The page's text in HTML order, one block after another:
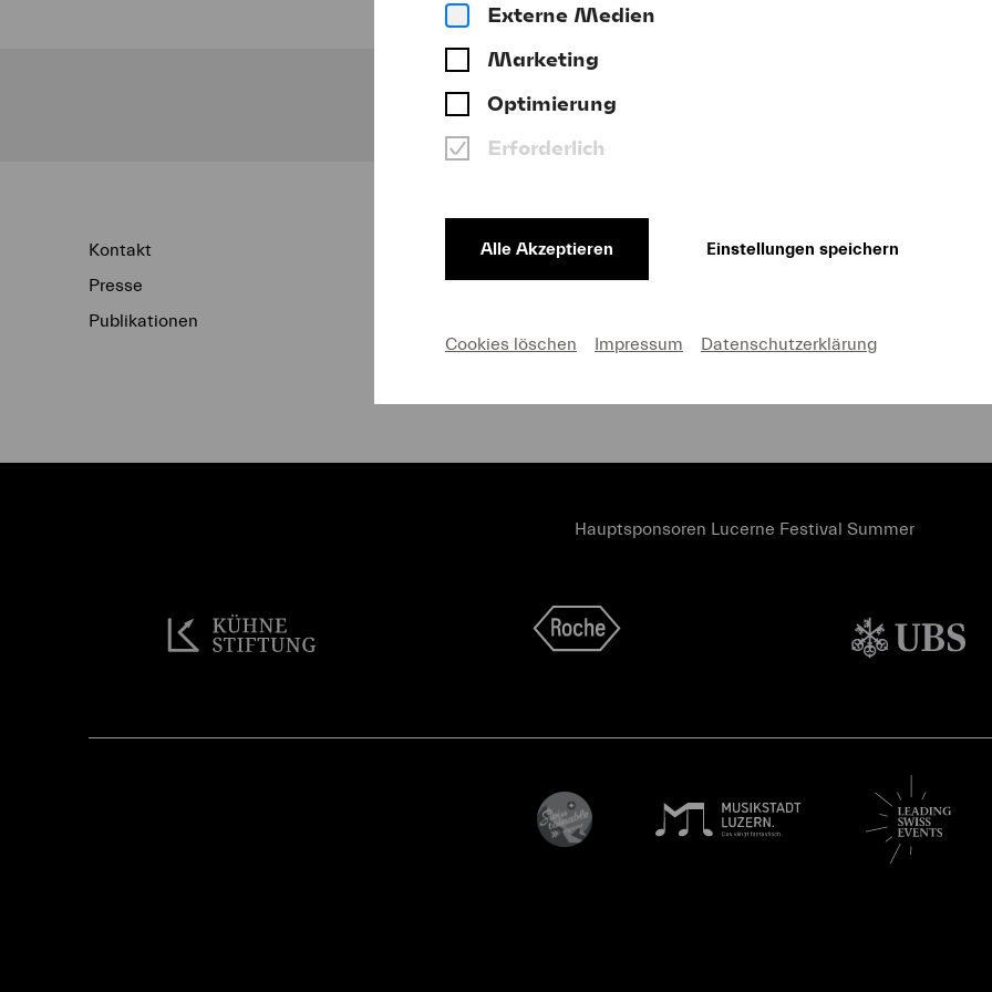
Unterstützen Sie uns jetzt mit Ihrer
Kontakt
Presse
Publikationen
Konzertarchiv
AGB
Hauptsponsoren Lucerne Festival Summer
Externe Medien
Marketing
Optimierung
Erforderlich
Alle Akzeptieren Einstellungen speichern
Cookies löschen Impressum Datenschutzerklärung